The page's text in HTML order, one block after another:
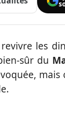
les
sûr du